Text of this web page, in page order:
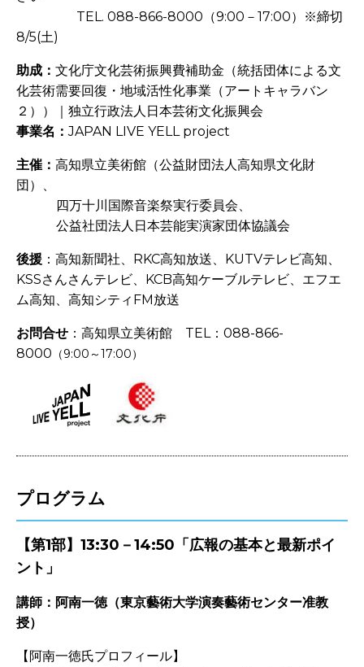
TEL. 088-866-8000（9:00－17:00）※締切
8/5(土)
助成： 文化庁文化芸術振興費補助金（統括団体による文
化芸術需要回復・地域活性化事業（アートキャラバン
２））｜独立行政法人日本芸術文化振興会
事業名：JAPAN LIVE YELL project
主催： 高知県立美術館（公益財団法人高知県文化財
団）、
四万十川国際音楽祭実行委員会
公益社団法人日本芸能実演家団体協議会
後援 ：高知新聞社、RKC高知放送、KUTVテレビ高知、
KSSさんさんテレビ、KCB高知ケーブルテレビ、エフエ
ム高知、高知シティFM放送
お問合せ ：高知県立美術館 TEL：088-866-
8000 （9:00～17:00）
プログラム
【第1部】13:30－14:50「広報の基本と最新ポイ
ント」
講師：阿南一徳（東京藝術大学演奏藝術センター准教
授）
【阿南一徳氏プロフィール】